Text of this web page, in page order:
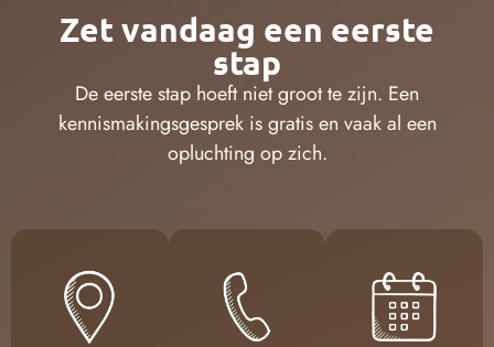
Zet vandaag een eerste
stap
De eerste stap hoeft niet groot te zijn. Een
kennismakingsgesprek is gratis en vaak al een
opluchting op zich.